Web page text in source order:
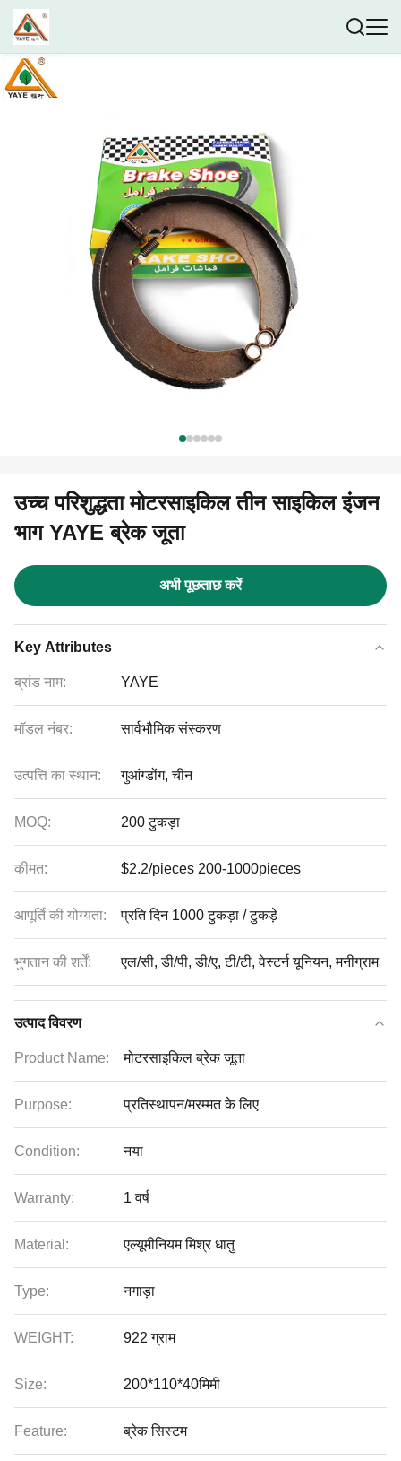
उच्च परिशुद्धता मोटरसाइकिल तीन साइकिल इंजन
भाग YAYE ब्रेक जूता
अभी पूछताछ करें
Key Attributes
ब्रांड नाम: YAYE
मॉडल नंबर: सार्वभौमिक संस्करण
उत्पत्ति का स्थान: गुआंग्डोंग, चीन
MOQ: 200 टुकड़ा
कीमत: $2.2/pieces 200-1000pieces
आपूर्ति की योग्यता: प्रति दिन 1000 टुकड़ा / टुकड़े
भुगतान की शर्तें: एल/सी, डी/पी, डी/ए, टी/टी, वेस्टर्न यूनियन, मनीग्राम
उत्पाद विवरण
Product Name: मोटरसाइकिल ब्रेक जूता
Purpose: प्रतिस्थापन/मरम्मत के लिए
Condition: नया
Warranty: 1 वर्ष
Material: एल्यूमीनियम मिश्र धातु
Type: नगाड़ा
WEIGHT: 922 ग्राम
Size: 200*110*40मिमी
Feature: ब्रेक सिस्टम